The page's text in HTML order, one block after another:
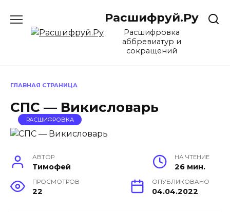
содержанию
Расшифруй.Ру
Расшифровка
аббревиатур и
сокращений
ГЛАВНАЯ СТРАНИЦА
СПС — Викисловарь
РАСШИФРОВКА
АВТОР
Тимофей
НА ЧТЕНИЕ
26 мин.
ПРОСМОТРОВ
22
ОПУБЛИКОВАНО
04.04.2022